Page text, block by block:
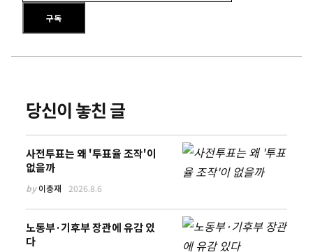
이메일 주소를 입력하세요
구독
당신이 놓친 글
사전투표는 왜 '투표율 조작'이
없을까
by이충재 2026.8.6
노동부·기후부 장관에 유감 있
다